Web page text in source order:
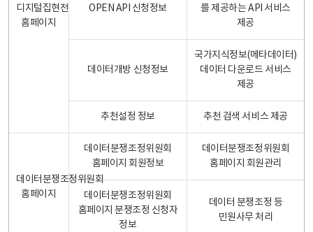
디지털집현전
홈페이지
OPEN API 신청정보
를 제공하는 API 서비스
제공
데이터개방 신청정보
국가지식정보(메타데이터)
데이터 다운로드 서비스
제공
추천설정 정보 추천 검색 서비스 제공
데이터분쟁조정위원회
홈페이지
데이터분쟁조정위원회
홈페이지 회원정보
데이터분쟁조정위원회
홈페이지 회원관리
데이터분쟁조정위원회
홈페이지 분쟁조정 신청자
정보
데이터 분쟁조정 등
민원사무 처리